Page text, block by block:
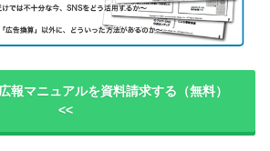
報マニュアルを資料請求する（無料）
<<